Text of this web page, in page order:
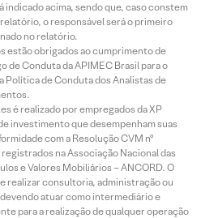
indicado acima, sendo que, caso constem
o responsável será o primeiro
no relatório.
estão obrigados ao cumprimento de
de Conduta da APIMEC Brasil para o
Política de Conduta dos Analistas de
é realizado por empregados da XP
investimento que desempenham suas
com a Resolução CVM nº
na Associação Nacional das
e Valores Mobiliários – ANCORD. O
realizar consultoria, administração ou
atuar como intermediário e
para a realização de qualquer operação